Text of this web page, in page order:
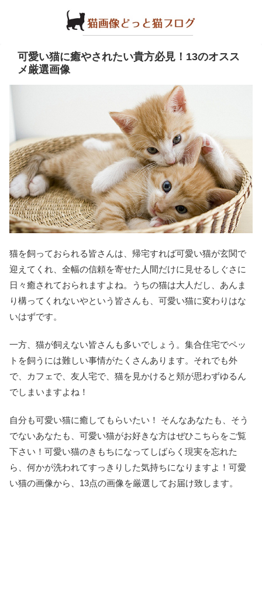
可愛い猫に癒やされたい貴方必見！13のオスス
メ厳選画像
猫を飼っておられる皆さんは、帰宅すれば可愛い猫が玄関で
迎えてくれ、全幅の信頼を寄せた人間だけに見せるしぐさに
日々癒されておられますよね。うちの猫は大人だし、あんま
り構ってくれないやという皆さんも、可愛い猫に変わりはな
いはずです。
一方、猫が飼えない皆さんも多いでしょう。集合住宅でペッ
トを飼うには難しい事情がたくさんあります。それでも外
で、カフェで、友人宅で、猫を見かけると頬が思わずゆるん
でしまいますよね！
自分も可愛い猫に癒してもらいたい！ そんなあなたも、そう
でないあなたも、可愛い猫がお好きな方はぜひこちらをご覧
下さい！可愛い猫のきもちになってしばらく現実を忘れた
ら、何かが洗われてすっきりした気持ちになりますよ！可愛
い猫の画像から、13点の画像を厳選してお届け致します。